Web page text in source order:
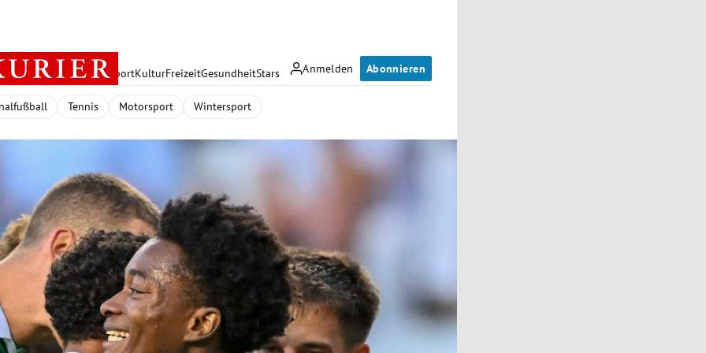
Anmelden Abonnieren
PolitikWirtschaft SportKulturFreizeitGesundheitStars
Tennis Motorsport Wintersport